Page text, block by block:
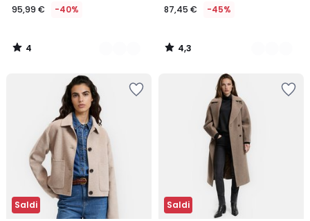
95,99 € -40%
4
/
87,45 € -45%
4,3
/
Saldi Saldi